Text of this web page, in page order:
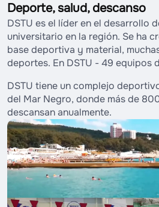
Deporte, salud, descanso
DSTU es el líder en el desarrollo
universitario en la región. Se ha
base deportiva y material,
deportes. En DSTU - 49 equipos
DSTU tiene un complejo
del Mar Negro, donde más de
descansan anualmente.